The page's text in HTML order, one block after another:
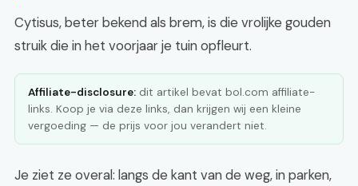
Cytisus, beter bekend als brem, is die vrolijke gouden
struik die in het voorjaar je tuin opfleurt.
Affiliate-disclosure: dit artikel bevat bol.com affiliate-
links. Koop je via deze links, dan krijgen wij een kleine
vergoeding — de prijs voor jou verandert niet.
Je ziet ze overal: langs de kant van de weg, in parken,